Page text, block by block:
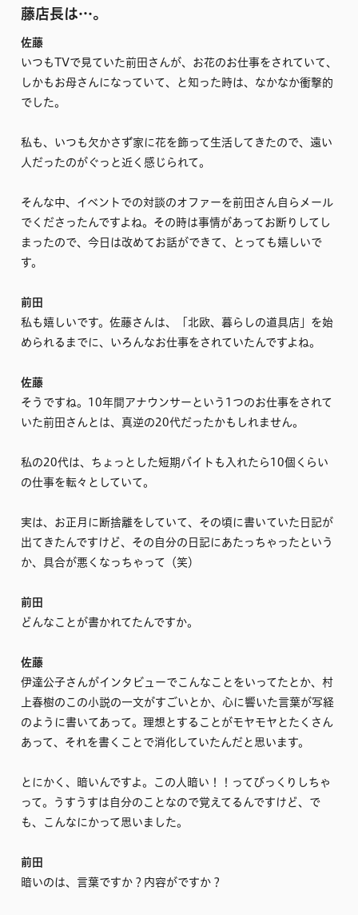
藤店長は…。
佐藤
いつもTVで見ていた前田さんが、お花のお仕事をされていて、
しかもお母さんになっていて、と知った時は、なかなか衝撃的
でした。
私も、いつも欠かさず家に花を飾って生活してきたので、遠い
人だったのがぐっと近く感じられて。
そんな中、イベントでの対談のオファーを前田さん自らメール
でくださったんですよね。その時は事情があってお断りしてし
まったので、今日は改めてお話ができて、とっても嬉しいで
す。
前田
私も嬉しいです。佐藤さんは、「北欧、暮らしの道具店」を始
められるまでに、いろんなお仕事をされていたんですよね。
佐藤
そうですね。10年間アナウンサーという1つのお仕事をされて
いた前田さんとは、真逆の20代だったかもしれません。
私の20代は、ちょっとした短期バイトも入れたら10個くらい
の仕事を転々としていて。
実は、お正月に断捨離をしていて、その頃に書いていた日記が
出てきたんですけど、その自分の日記にあたっちゃったという
か、具合が悪くなっちゃって（笑）
前田
どんなことが書かれてたんですか。
佐藤
伊達公子さんがインタビューでこんなことをいってたとか、村
上春樹のこの小説の一文がすごいとか、心に響いた言葉が写経
のように書いてあって。理想とすることがモヤモヤとたくさん
あって、それを書くことで消化していたんだと思います。
とにかく、暗いんですよ。この人暗い！！ってびっくりしちゃ
って。うすうすは自分のことなので覚えてるんですけど、で
も、こんなにかって思いました。
前田
暗いのは、言葉ですか？内容がですか？